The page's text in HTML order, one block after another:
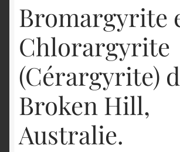
Bromargyrite
Chlorargyrite
(Cérargyrite)
Broken Hill,
Australie.